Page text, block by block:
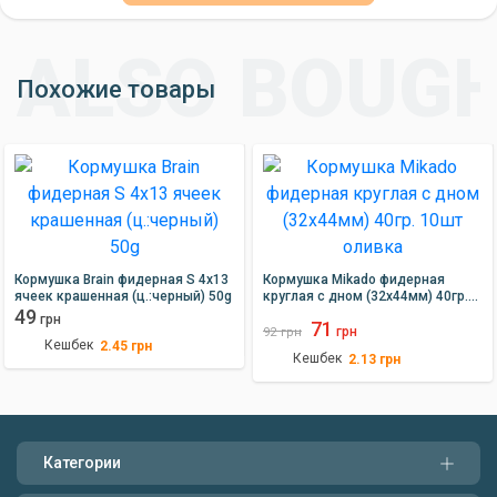
Похожие товары
Кормушка Brain фидерная S 4x13
ячеек крашенная (ц.:черный) 50g
49 грн
Кешбек 2.45 грн
Кормушка Mikado фидерная
круглая с дном (32х44мм) 40гр.
92 грн 71 грн
Кешбек 2.13 грн
Категории